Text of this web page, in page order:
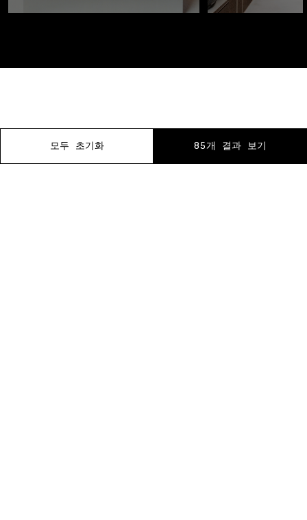
모두 초기화 85개 결과 보기
모두 초기화 85개 결과 보기
모두 초기화 85개 결과 보기
모두 초기화 85개 결과 보기
모두 초기화 85개 결과 보기
모두 초기화 85개 결과 보기